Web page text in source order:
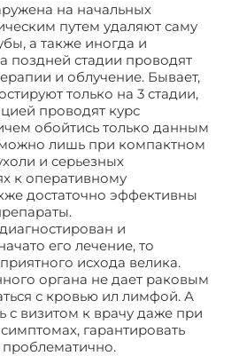
на начальных
путем удаляют саму
а также иногда и
поздней стадии проводят
и облучение. Бывает,
только на 3 стадии,
проводят курс
обойтись только данным
лишь при компактном
и серьезных
к оперативному
достаточно эффективны
и
его лечение, то
исхода велика.
органа не дает раковым
с кровью ил лимфой. А
с визитом к врачу даже при
гарантировать